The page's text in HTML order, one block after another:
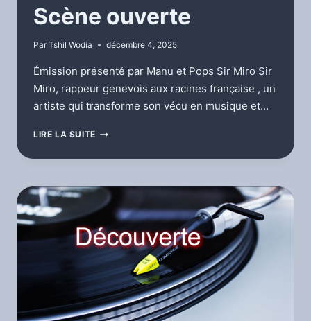
Scène ouverte
Par Tshil Wodia décembre 4, 2025
Émission présenté par Manu et Pops Sir Miro Sir
Miro, rappeur genevois aux racines française , un
artiste qui transforme son vécu en musique et…
LIRE LA SUITE SCÈNE